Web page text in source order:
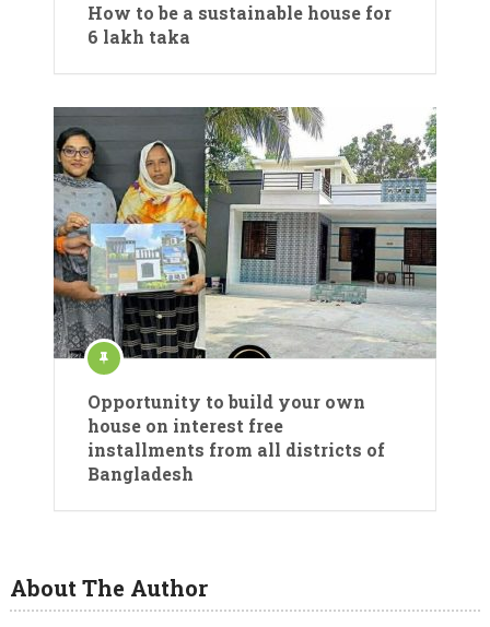
How to be a sustainable house for
6 lakh taka
Opportunity to build your own
house on interest free
installments from all districts of
Bangladesh
About The Author